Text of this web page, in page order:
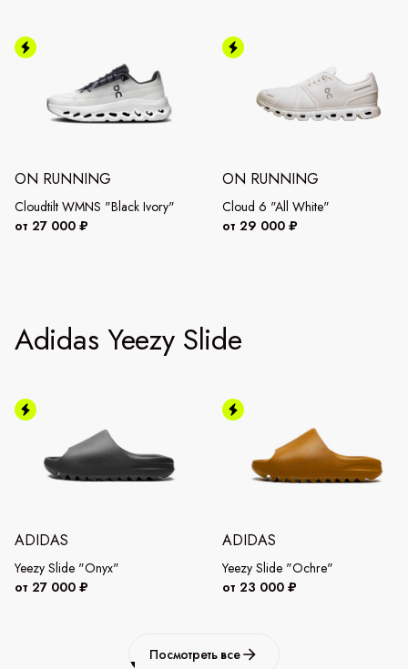
ON RUNNING
Cloudtilt WMNS "Black Ivory"
от 27 000 ₽
ON RUNNING
Cloud 6 "All White"
от 29 000 ₽
Adidas Yeezy Slide
ADIDAS
Yeezy Slide "Onyx"
от 27 000 ₽
ADIDAS
Yeezy Slide "Ochre"
от 23 000 ₽
Посмотреть все